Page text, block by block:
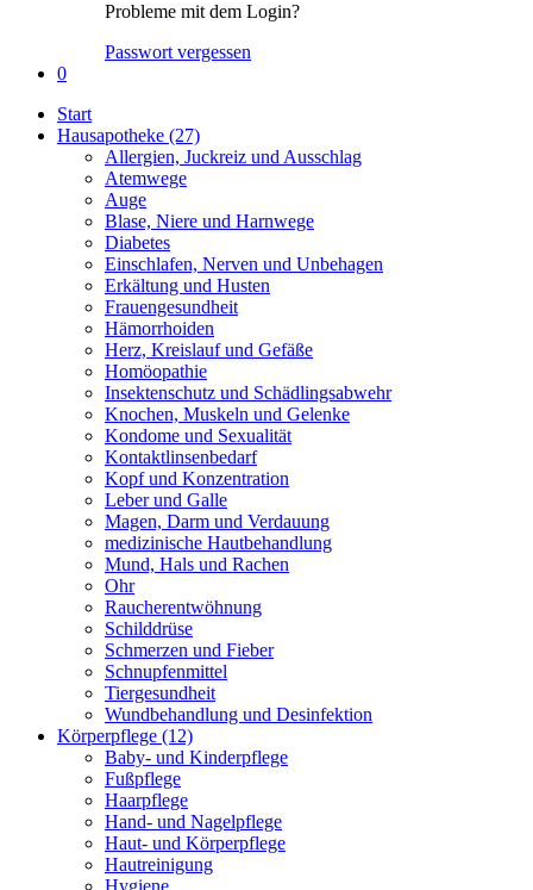
Probleme mit dem Login?
Passwort vergessen
0
Start
Hausapotheke (27)
Allergien, Juckreiz und Ausschlag
Atemwege
Auge
Blase, Niere und Harnwege
Diabetes
Einschlafen, Nerven und Unbehagen
Erkältung und Husten
Frauengesundheit
Hämorrhoiden
Herz, Kreislauf und Gefäße
Homöopathie
Insektenschutz und Schädlingsabwehr
Knochen, Muskeln und Gelenke
Kondome und Sexualität
Kontaktlinsenbedarf
Kopf und Konzentration
Leber und Galle
Magen, Darm und Verdauung
medizinische Hautbehandlung
Mund, Hals und Rachen
Ohr
Raucherentwöhnung
Schilddrüse
Schmerzen und Fieber
Schnupfenmittel
Tiergesundheit
Wundbehandlung und Desinfektion
Körperpflege (12)
Baby- und Kinderpflege
Fußpflege
Haarpflege
Hand- und Nagelpflege
Haut- und Körperpflege
Hautreinigung